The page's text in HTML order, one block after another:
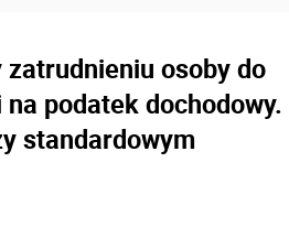
osoby do
podatek dochodowy.
standardowym